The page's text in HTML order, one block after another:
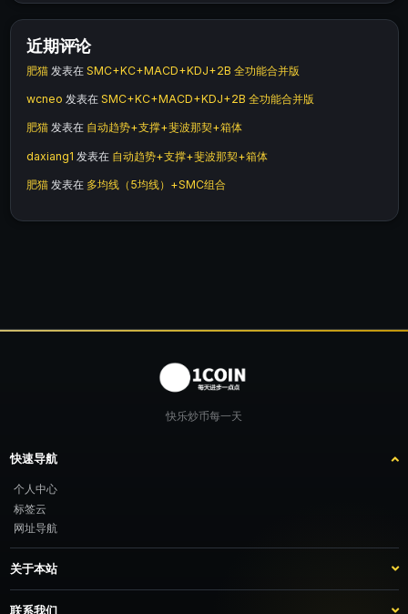
近期评论
肥猫 发表在 SMC+KC+MACD+KDJ+2B 全功能合并版
wcneo 发表在 SMC+KC+MACD+KDJ+2B 全功能合并版
肥猫 发表在 自动趋势+支撑+斐波那契+箱体
daxiang1 发表在 自动趋势+支撑+斐波那契+箱体
肥猫 发表在 多均线（5均线）+SMC组合
快乐炒币每一天
快速导航
个人中心
标签云
网址导航
关于本站
站点介绍
客服咨询
联系我们